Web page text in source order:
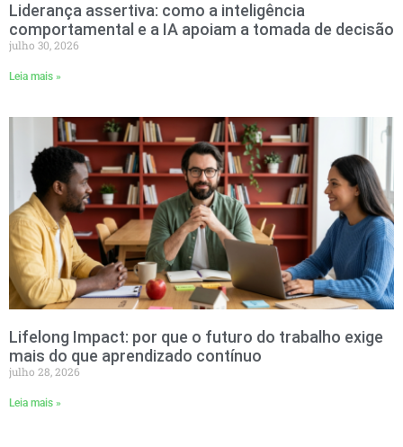
Liderança assertiva: como a inteligência
comportamental e a IA apoiam a tomada de decisão
julho 30, 2026
Leia mais »
Lifelong Impact: por que o futuro do trabalho exige
mais do que aprendizado contínuo
julho 28, 2026
Leia mais »